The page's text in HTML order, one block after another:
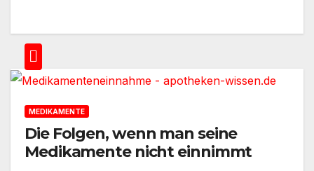
MEDIKAMENTE
Die Folgen, wenn man seine
Medikamente nicht einnimmt